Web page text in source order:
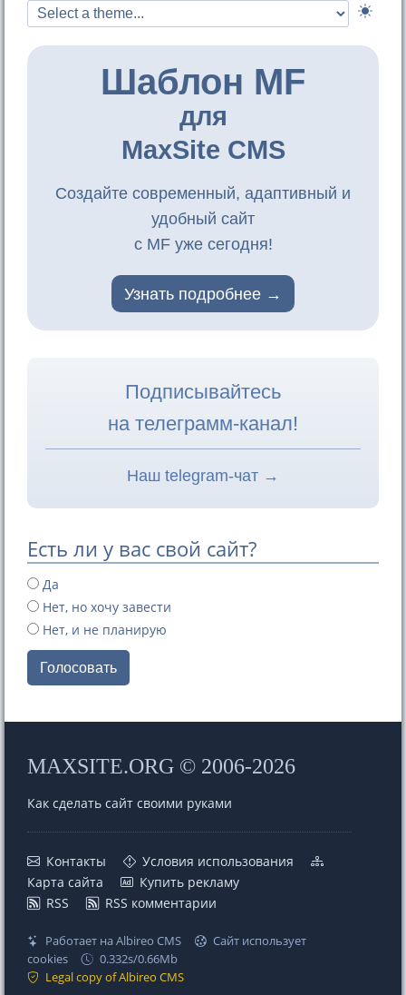
Шаблон MF
для
MaxSite CMS
Создайте современный, адаптивный и
удобный сайт
с MF уже сегодня!
Узнать подробнее
Подписывайтесь
на телеграмм-канал!
Наш telegram-чат →
Есть ли у вас свой сайт?
Да
Нет, но хочу завести
Нет, и не планирую
Голосовать
MAXSITE.ORG © 2006-2026
Как сделать сайт своими руками
Контакты
Условия использования
Карта сайта
Купить рекламу
RSS
RSS комментарии
Работает на Albireo CMS
Сайт использует
cookies
0.332s/0.66Mb
Legal copy of Albireo CMS